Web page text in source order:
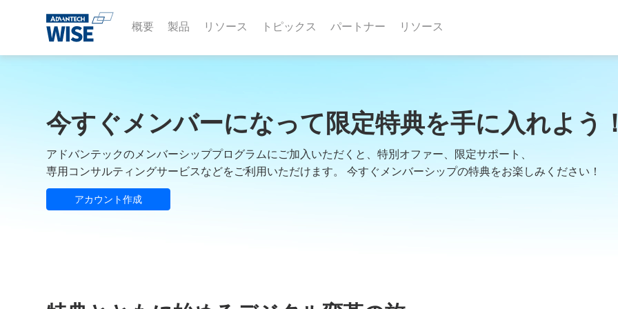
概要 製品 リソース トピックス パートナー リソース
今すぐメンバーになって限定特典を手に入れよう
アドバンテックのメンバーシッププログラムにご加入いただくと、特別オファー、限定サポート、
専用コンサルティングサービスなどをご利用いただけます。 今すぐメンバーシップの特典をお楽しみください！
アカウント作成